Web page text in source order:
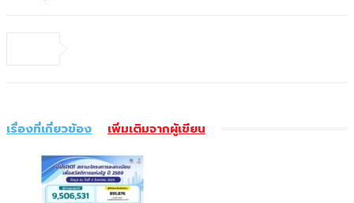
เรื่องที่เกี่ยวข้อง เพิ่มเติมจากผู้เขียน